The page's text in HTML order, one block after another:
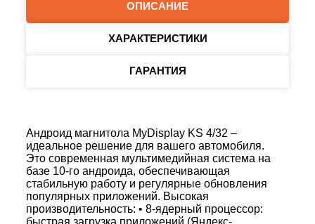
ОПИСАНИЕ
ХАРАКТЕРИСТИКИ
ГАРАНТИЯ
Андроид магнитола MyDisplay KS 4/32 –
идеальное решение для вашего автомобиля.
Это современная мультимедийная система на
базе 10‑го андроида, обеспечивающая
стабильную работу и регулярные обновления
популярных приложений. Высокая
производительность: • 8‑ядерный процессор:
быстрая загрузка приложений (Яндекс-